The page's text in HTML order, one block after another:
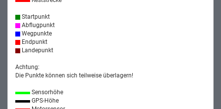
Startpunkt
Abflugpunkt
Wegpunkte
Endpunkt
Landepunkt
Achtung:
Die Punkte können sich teilweise überlagern!
Sensorhöhe
GPS-Höhe